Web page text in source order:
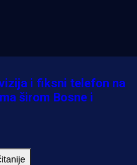
i fiksni telefon na
širom Bosne i